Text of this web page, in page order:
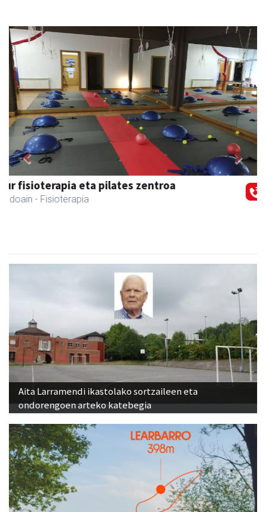
Mendi autoeskola
Andoain - Autoeskolak
Previous Next
Aita Larramendi ikastolako sortzaileen eta
ondorengoen arteko katebegia